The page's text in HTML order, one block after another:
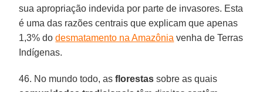
sua apropriação indevida por parte de invasores. Esta
é uma das razões centrais que explicam que apenas
1,3% dodesmatamento na Amazônia venha de Terras
Indígenas.
46. No mundo todo, asflorestas sobre as quais